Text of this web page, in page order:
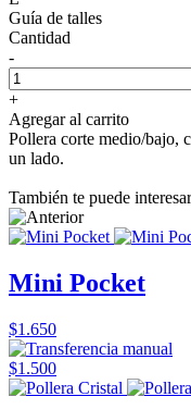
Guía de talles
Cantidad
-
+
Agregar al carrito
Pollera corte medio/bajo,
un lado.
También te puede interesar
Mini Pocket
$1.650
$1.500